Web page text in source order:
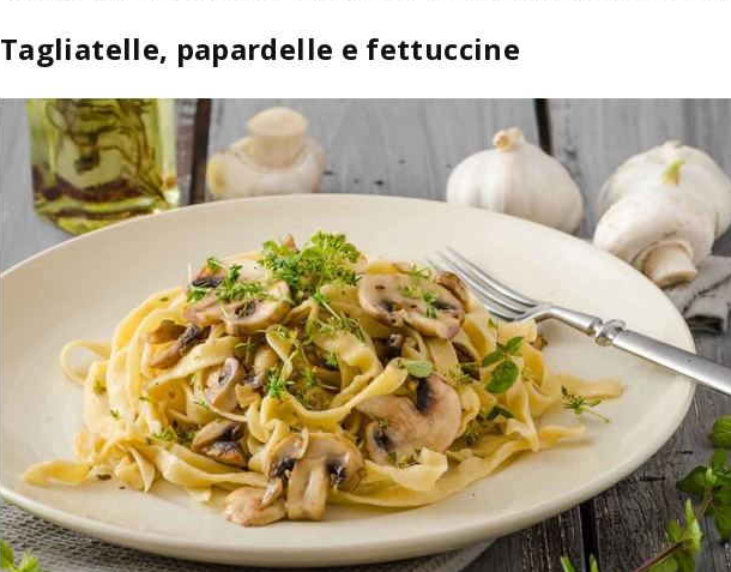
Tagliatelle, papardelle e fettuccine